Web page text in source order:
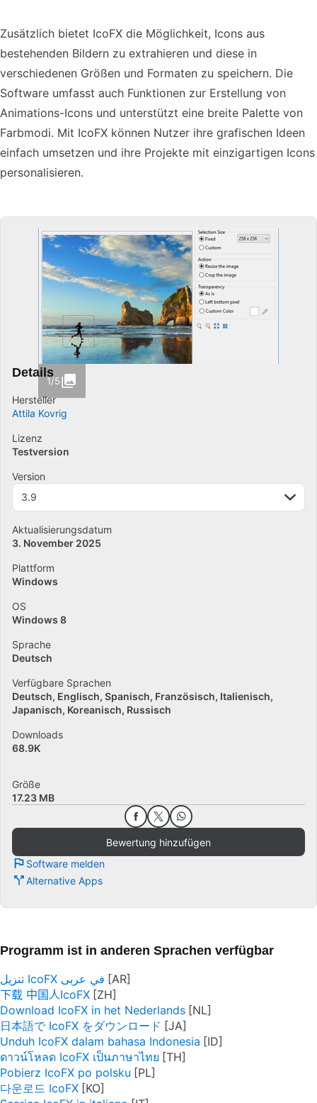
Zusätzlich bietet IcoFX die Möglichkeit, Icons aus
bestehenden Bildern zu extrahieren und diese in
verschiedenen Größen und Formaten zu speichern. Die
Software umfasst auch Funktionen zur Erstellung von
Animations-Icons und unterstützt eine breite Palette von
Farbmodi. Mit IcoFX können Nutzer ihre grafischen Ideen
einfach umsetzen und ihre Projekte mit einzigartigen Icons
personalisieren.
1/5
Details
Hersteller
Attila Kovrig
Lizenz
Testversion
Version
3.9
Aktualisierungsdatum
3. November 2025
Plattform
Windows
OS
Windows 8
Sprache
Deutsch
Verfügbare Sprachen
Deutsch Englisch Spanisch Französisch Italienisch
Japanisch Koreanisch Russisch
Downloads
68.9K
Größe
17.23 MB
Bewertung hinzufügen
Software melden
Alternative Apps
Programm ist in anderen Sprachen verfügbar
تنزيل IcoFX في عربى
下载 中国人IcoFX
Download IcoFX in het Nederlands
日本語で IcoFX をダウンロード
Unduh IcoFX dalam bahasa Indonesia
ดาวน์โหลด IcoFX เป็นภาษาไทย
Pobierz IcoFX po polsku
다운로드 IcoFX